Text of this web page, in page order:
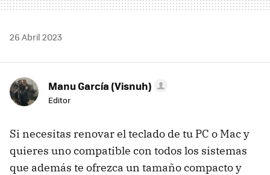
26 Abril 2023
Manu García (Visnuh)
Editor
Si necesitas renovar el teclado de tu PC o Mac y
quieres uno compatible con todos los sistemas
que además te ofrezca un tamaño compacto y